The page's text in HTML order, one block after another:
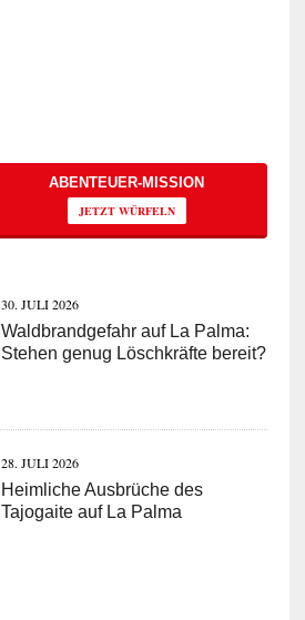
ABENTEUER-MISSION
JETZT WÜRFELN
30. JULI 2026
Waldbrandgefahr auf La Palma:
Stehen genug Löschkräfte bereit?
28. JULI 2026
Heimliche Ausbrüche des
Tajogaite auf La Palma